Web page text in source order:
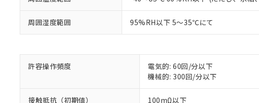
周囲湿度範囲 95%RH以下 5～35℃にて
許容操作頻度
電気的: 60回/分以下
機械的: 300回/分以下
接触抵抗（初期値） 100mΩ以下
ご利用条件
以下の条件をお読みいただき
※1 対応状況
対応済み：EU RoHS指令
対応予定：EU RoHS指令（10
調査・確認中：EU RoHS指令
非該当品：ライセンス料など
仕入先様の事情により、非含
があります。
※1 中国RoHS○×表
「○」：最大均質材料含有率